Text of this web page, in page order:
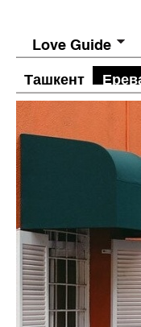
Love Guide
Ташкент